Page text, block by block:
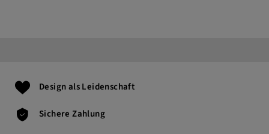
Design als Leidenschaft
Sichere Zahlung